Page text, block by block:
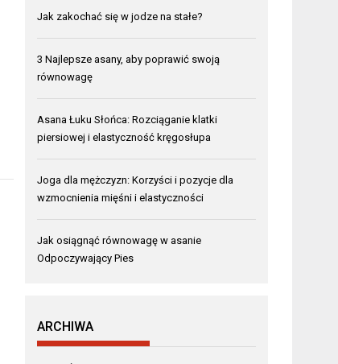
Jak zakochać się w jodze na stałe?
3 Najlepsze asany, aby poprawić swoją
równowagę
Asana Łuku Słońca: Rozciąganie klatki
piersiowej i elastyczność kręgosłupa
Joga dla mężczyzn: Korzyści i pozycje dla
wzmocnienia mięśni i elastyczności
Jak osiągnąć równowagę w asanie
Odpoczywający Pies
ARCHIWA